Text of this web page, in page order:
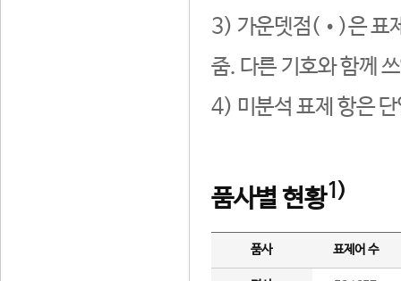
3) 가운뎃점(•)은 표
줌. 다른 기호와 함께
4) 미분석 표제 항은
품사별 현황1)
품사 표제어 수